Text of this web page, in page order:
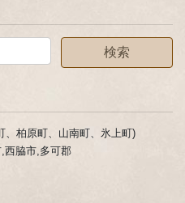
、柏原町、山南町、氷上町)
西脇市,多可郡